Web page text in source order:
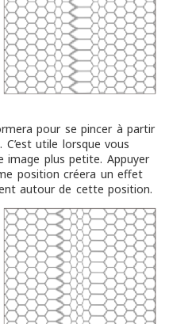
pour se pincer à partir
utile lorsque vous
image plus petite. Appuyer
position créera un effet
autour de cette position.